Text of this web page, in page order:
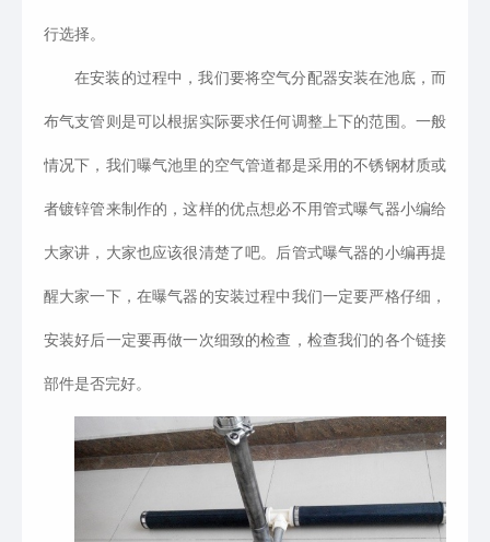
行选择。
在安装的过程中，我们要将空气分配器安装在池底，而
布气支管则是可以根据实际要求任何调整上下的范围。一般
情况下，我们曝气池里的空气管道都是采用的不锈钢材质或
者镀锌管来制作的，这样的优点想必不用管式曝气器小编给
大家讲，大家也应该很清楚了吧。后管式曝气器的小编再提
醒大家一下，在曝气器的安装过程中我们一定要严格仔细，
安装好后一定要再做一次细致的检查，检查我们的各个链接
部件是否完好。